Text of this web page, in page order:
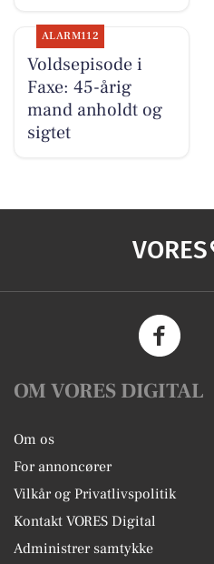
ALARM112
Voldsepisode i
Faxe: 45-årig
mand anholdt og
sigtet
VORES
OM VORES DIGITAL
Om os
For annoncører
Vilkår og Privatlivspolitik
Kontakt VORES Digital
Administrer samtykke